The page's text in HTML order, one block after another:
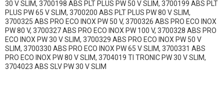
30 V SLIM, 3700198 ABS PLT PLUS PW 50 V SLIM, 3700199 ABS PLT
PLUS PW 65 V SLIM, 3700200 ABS PLT PLUS PW 80 V SLIM,
3700325 ABS PRO ECO INOX PW 50 V, 3700326 ABS PRO ECO INOX
PW 80 V, 3700327 ABS PRO ECO INOX PW 100 V, 3700328 ABS PRO
ECO INOX PW 30 V SLIM, 3700329 ABS PRO ECO INOX PW 50 V
SLIM, 3700330 ABS PRO ECO INOX PW 65 V SLIM, 3700331 ABS
PRO ECO INOX PW 80 V SLIM, 3704019 TI TRONIC PW 30 V SLIM,
3704023 ABS SLV PW 30 V SLIM